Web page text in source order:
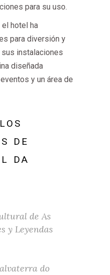
para su uso.
hotel ha
para diversión y
instalaciones
diseñada
y un área de
DE
DA
de As
y Leyendas
do